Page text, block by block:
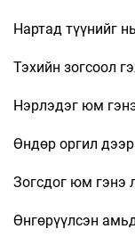
Нартад түүнийг нь
Тэхийн зогсоол
Нэрлэдэг юм
Өндөр оргил
Зогсдог юм гэнэ
Өнгөрүүлсэн